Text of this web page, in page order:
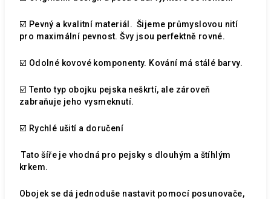
☑️ Pevný a kvalitní materiál. Šijeme průmyslovou nití
pro maximální pevnost. Švy jsou perfektně rovné.
☑️ Odolné kovové komponenty. Kování má stálé barvy.
☑️ Tento typ obojku pejska neškrtí, ale zároveň
zabraňuje jeho vysmeknutí.
☑️ Rychlé ušití a doručení
Tato šíře je vhodná pro pejsky s dlouhým a štíhlým
krkem.
Obojek se dá jednoduše nastavit pomocí posunovače,